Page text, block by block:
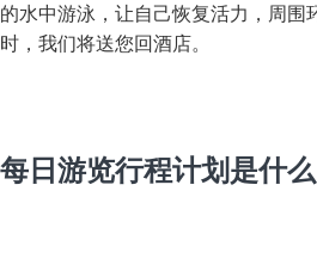
的水中游泳，让自己恢复活力，周围
时，我们将送您回酒店。
每日游览行程计划是什么